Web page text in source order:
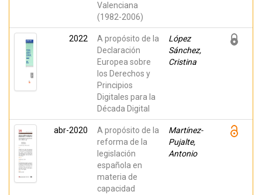
Valenciana
(1982-2006)
2022
A propósito de la
Declaración
Europea sobre
los Derechos y
Principios
Digitales para la
Década Digital
López
Sánchez,
Cristina
abr-2020
A propósito de la
reforma de la
legislación
española en
materia de
capacidad
Martínez-
Pujalte,
Antonio